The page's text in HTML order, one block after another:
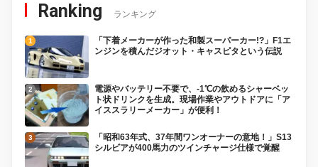
Ranking ランキング
「下着メーカーが作った和製スーパーカー!?」F1エ
ンジンを積んだジオット・キャスピタという伝説
電源やバッテリー不要で、-1℃の飲めるシャーベッ
ト状ドリンクを生成。現場作業やアウトドアに「ア
イススラリーメーカー」が便利！
「昭和63年式、37年間ワンオーナーの意地！」S13
シルビアが400馬力のツインチャージ仕様で覚醒